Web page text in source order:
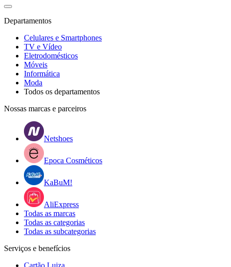
Departamentos
Celulares e Smartphones
TV e Vídeo
Eletrodomésticos
Móveis
Informática
Moda
Todos os departamentos
Nossas marcas e parceiros
Netshoes
Epoca Cosméticos
KaBuM!
AliExpress
Todas as marcas
Todas as categorias
Todas as subcategorias
Serviços e benefícios
Cartão Luiza